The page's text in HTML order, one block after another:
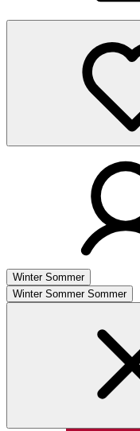
Winter Sommer
Winter Sommer Sommer